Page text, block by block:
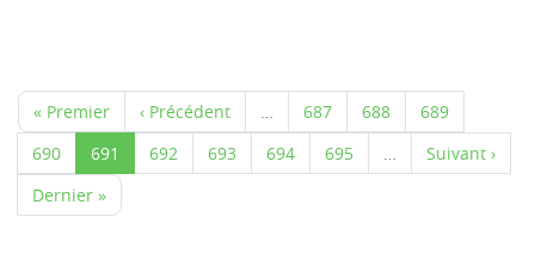
« Premier ‹ Précédent 687 688
689
690
691 692 693 694 695
Suivant ›
Dernier »